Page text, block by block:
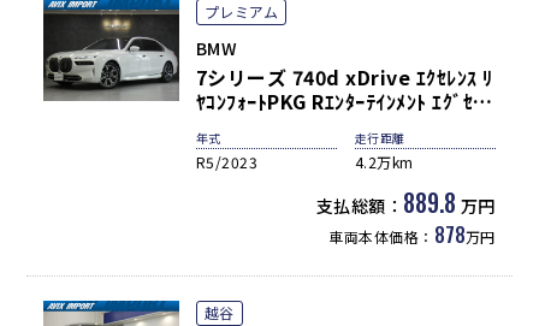
プレミアム
BMW
7シリーズ 740d xDrive ｴｸｾﾚﾝｽ ﾘ
ﾔｺﾝﾌｫｰﾄPKG Rｴﾝﾀｰﾃｲﾝﾒﾝﾄ ｴｸﾞｾﾞｸ
ﾗﾏR 31.3ｲﾝﾁRﾓﾆﾀｰ DｱｼｽﾄPRO
BMWﾗｲﾌﾞCP ACC HUD 前後席M
機能付Pｼｰﾄ&ｼｰﾄﾋｰﾀｰ&ﾍﾞﾝﾁﾚｰｼｮﾝ
&ﾏｯｻｰｼﾞ Bowers&Wilkins ﾄｯﾌﾟ
V ｸﾘｽﾀﾙﾗｲﾄ 20AW
年式
R5/2023
走行距離
4.2万km
支払総額： 889.8 万円
車両本体価格： 878万円
越谷